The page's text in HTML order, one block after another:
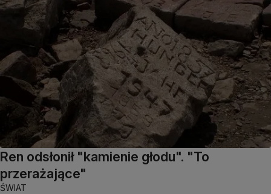
Ren odsłonił "kamienie głodu". "To
przerażające"
ŚWIAT